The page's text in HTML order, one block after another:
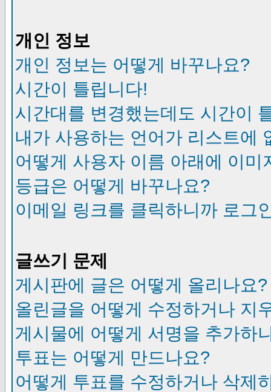
개인 정보
개인 정보는 어떻게 바꾸나요?
시간이 틀립니다!
시간대를 변경했는데도 시간이
내가 사용하는 언어가 리스트에
어떻게 사용자 이름 아래에 이미
등급은 어떻게 바꾸나요?
이메일 링크를 클릭하니까 로그
글쓰기 문제
게시판에 글은 어떻게 올리나요?
올린글을 어떻게 수정하거나 지
게시물에 어떻게 서명을 추가하
투표는 어떻게 만드나요?
어떻게 투표를 수정하거나 삭제